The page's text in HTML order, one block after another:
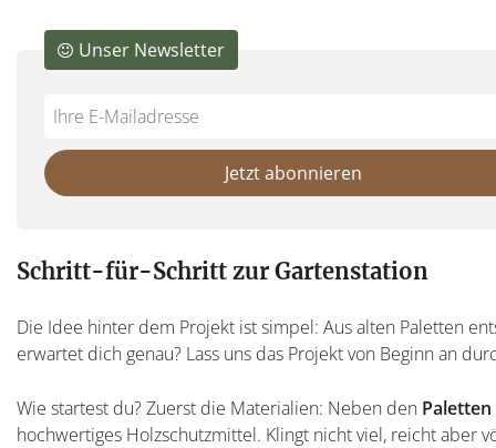
Do
fill
this
Unser Newsletter
*Ihre
Mailadresse:
Jetzt abonnieren
Schritt-für-Schritt zur Gartenstation
Die Idee hinter dem Projekt ist simpel: Aus alten Paletten
erwartet dich genau? Lass uns das Projekt von Beginn an
Wie startest du? Zuerst die Materialien: Neben den Paletten
hochwertiges Holzschutzmittel. Klingt nicht viel, reicht aber